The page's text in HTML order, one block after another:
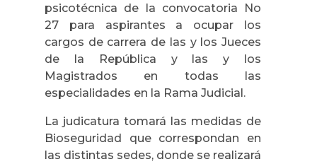
psicotécnica de la convocatoria No
27 para aspirantes a ocupar los
cargos de carrera de las y los Jueces
de la República y las y los
Magistrados en todas las
especialidades en la Rama Judicial.
La judicatura tomará las medidas de
Bioseguridad que correspondan en
las distintas sedes, donde se realizará